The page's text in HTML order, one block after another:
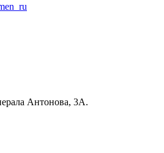
Антонова, 3А.